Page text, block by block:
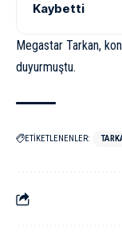
Kaybetti
Megastar Tarkan,
duyurmuştu.
ETİKETLENENLER: